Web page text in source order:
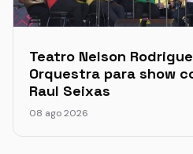
Teatro Nelson
Orquestra para show
Raul Seixas
08 ago 2026